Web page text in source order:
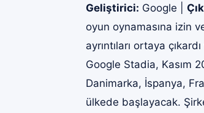
Geliştirici: Google |
oyun oynamasına izin
ayrıntıları ortaya
Google Stadia, Kasım
Danimarka, İspanya,
ülkede başlayacak.